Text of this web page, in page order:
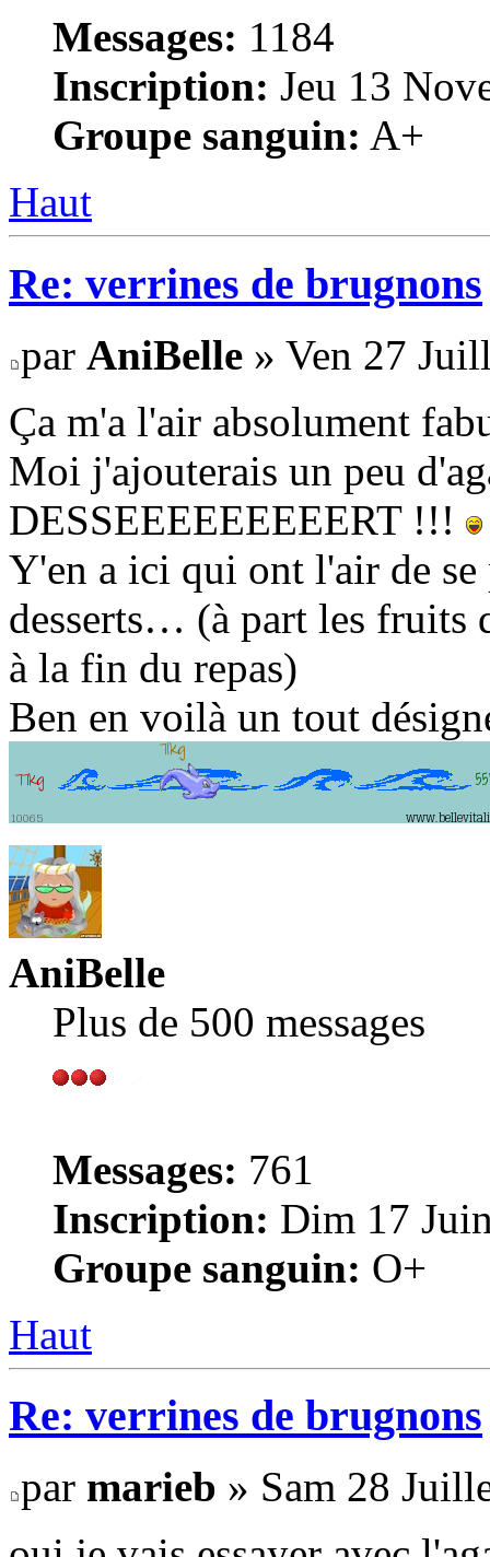
Messages: 1184
Inscription: Jeu 13
Groupe sanguin: A+
Haut
Re: verrines de brugnons
par AniBelle » Ven 27
Ça m'a l'air absolument
Moi j'ajouterais un peu
DESSEEEEEEEEERT !!!
Y'en a ici qui ont l'air de se
desserts… (à part les fruits
à la fin du repas)
Ben en voilà un tout
AniBelle
Plus de 500 messages
Messages: 761
Inscription: Dim 17
Groupe sanguin: O+
Haut
Re: verrines de brugnons
par marieb » Sam 28